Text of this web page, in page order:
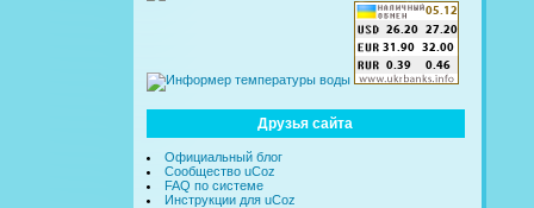
Друзья сайта
Официальный блог
Сообщество uCoz
FAQ по системе
Инструкции для uCoz